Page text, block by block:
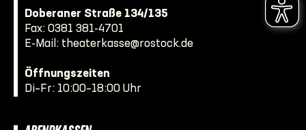
Doberaner Straße 134/135
Fax: 0381 381-4701
E-Mail: theaterkasse@rostock.de
Öffnungszeiten
Di–Fr: 10:00–18:00 Uhr